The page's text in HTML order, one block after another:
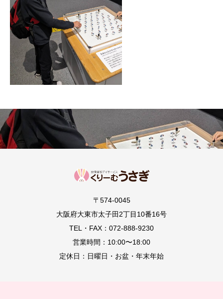
〒574-0045
大阪府大東市太子田2丁目10番16号
TEL・FAX：072-888-9230
営業時間：10:00〜18:00
定休日：日曜日・お盆・年末年始